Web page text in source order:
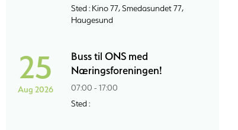
Sted : Kino 77, Smedasundet 77,
Haugesund
25
Aug 2026
Buss til ONS med
Næringsforeningen!
07:00 - 17:00
Sted :